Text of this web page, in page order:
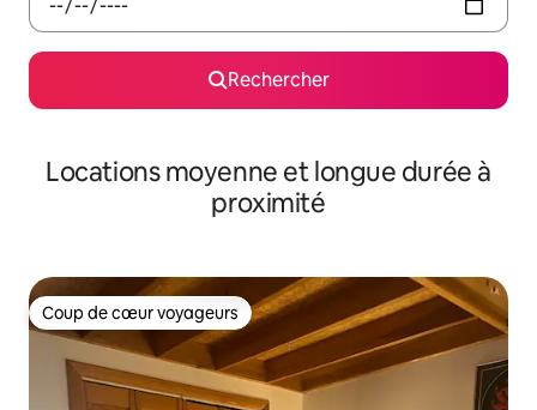
Rechercher
Locations moyenne et longue durée à
proximité
Coup de cœur voyageurs
Coup de cœur voyageurs